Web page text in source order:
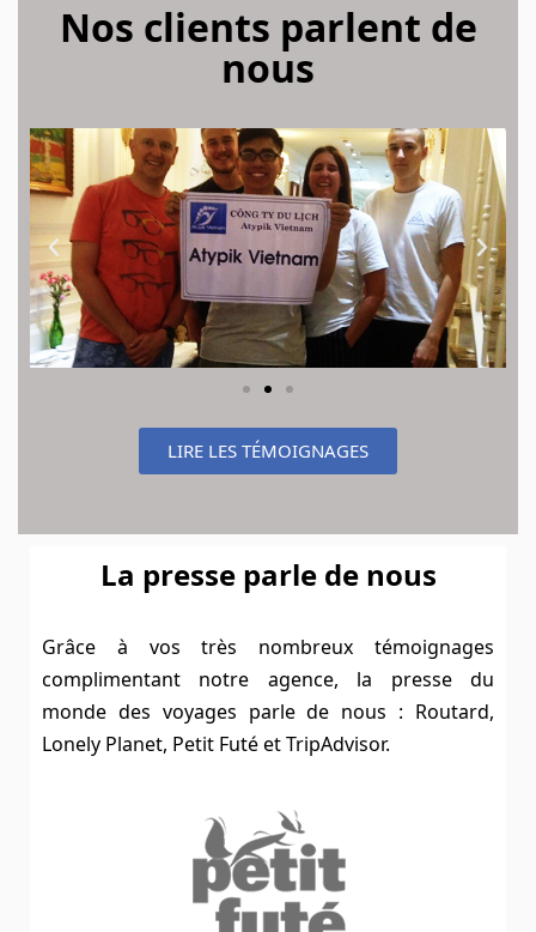
Nos clients parlent de
nous
LIRE LES TÉMOIGNAGES
La presse parle de nous
Grâce à vos très nombreux témoignages
complimentant notre agence, la presse du
monde des voyages parle de nous : Routard,
Lonely Planet, Petit Futé et TripAdvisor.